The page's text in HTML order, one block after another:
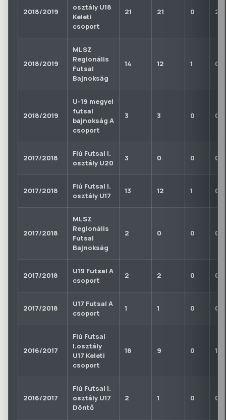
2018/2019
osztály U18
Keleti
csoport
21 21 0 2
2018/2019
MLSZ
Regionális
Futsal
Bajnokság
14 12 1 0
2018/2019
U-19 megyei
futsal
bajnokság A
csoport
3 3 0 0
2017/2018
Fiú Futsal I.
osztály U20
3 0 0 0
2017/2018
Fiú Futsal I.
osztály U17
13 12 1 0
2017/2018
MLSZ
Regionális
Futsal
Bajnokság
2 0 0 0
2017/2018
U19 Futsal A
csoport
2 2 0 0
2017/2018
U17 Futsal A
csoport
1 1 0 0
2016/2017
Fiú Futsal
I.osztály
U17 Keleti
csoport
18 9 0 1
2016/2017
Fiú Futsal I.
osztály U17
Döntő
2 1 0 0